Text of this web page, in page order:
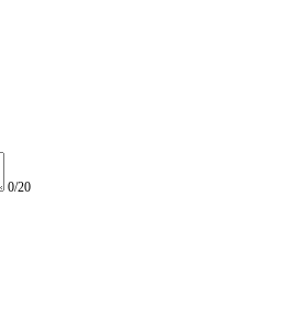
0/20